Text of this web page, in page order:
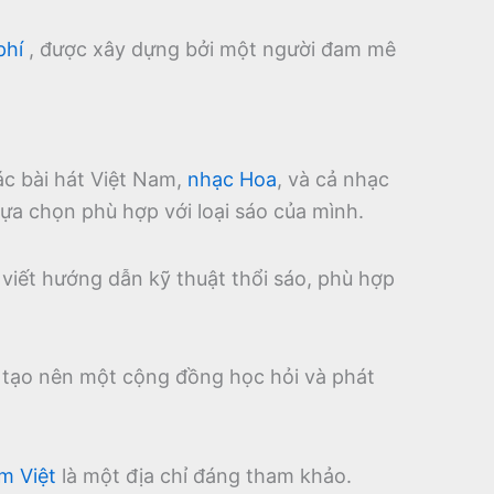
, được xây dựng bởi một người đam mê
bài hát Việt Nam, nhạc Hoa, và cả nhạc
chọn phù hợp với loại sáo của mình.
hướng dẫn kỹ thuật thổi sáo, phù hợp
nên một cộng đồng học hỏi và phát
Việt là một địa chỉ đáng tham khảo.